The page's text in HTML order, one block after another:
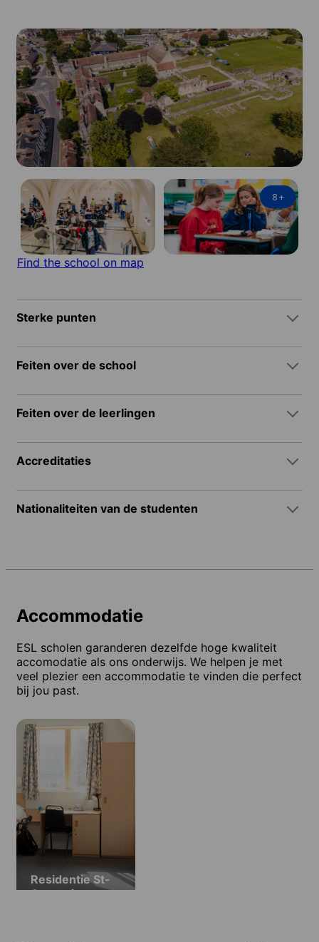
8+
Find the school on map
Sterke punten
Feiten over de school
Feiten over de leerlingen
Accreditaties
Nationaliteiten van de studenten
Accommodatie
ESL scholen garanderen dezelfde hoge kwaliteit
accomodatie als ons onderwijs. We helpen je met
veel plezier een accommodatie te vinden die perfect
bij jou past.
Residentie St-
Augustine